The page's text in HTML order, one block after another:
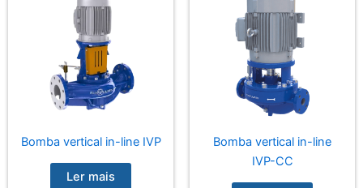
Bomba vertical in-line IVP
Ler mais
Bomba vertical in-line
IVP-CC